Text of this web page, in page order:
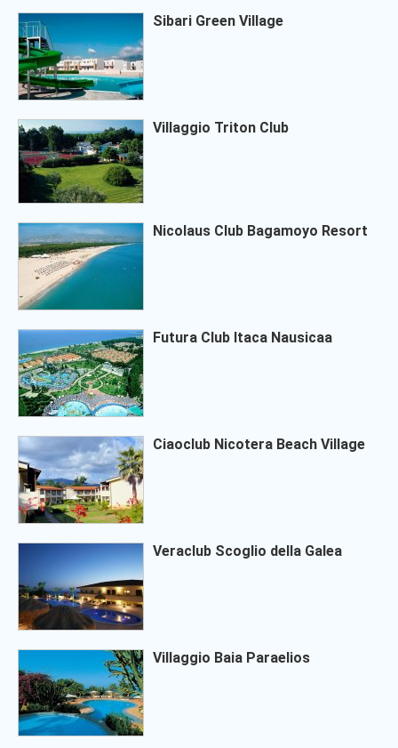
Sibari Green Village
Villaggio Triton Club
Nicolaus Club Bagamoyo Resort
Futura Club Itaca Nausicaa
Ciaoclub Nicotera Beach Village
Veraclub Scoglio della Galea
Villaggio Baia Paraelios